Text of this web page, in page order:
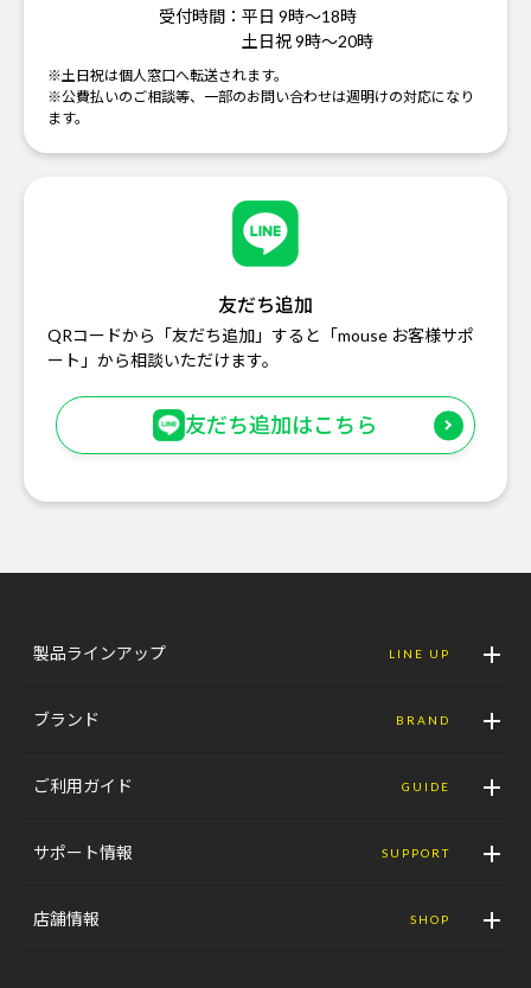
受付時間： 平日 9時～18時
土日祝 9時～20時
※土日祝は個人窓口へ転送されます。
※公費払いのご相談等、一部のお問い合わせは週明けの対応になり
ます。
友だち追加
QRコードから「友だち追加」すると「mouse お客様サポ
ート」から相談いただけます。
友だち追加はこちら
製品ラインアップ LINE UP
ブランド BRAND
ご利用ガイド GUIDE
サポート情報 SUPPORT
店舗情報 SHOP